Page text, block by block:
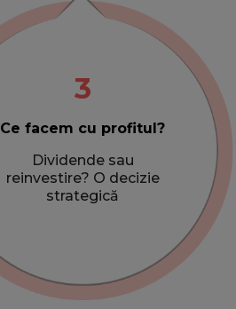
3
Ce facem cu profitul?
Dividende sau
reinvestire? O decizie
strategică